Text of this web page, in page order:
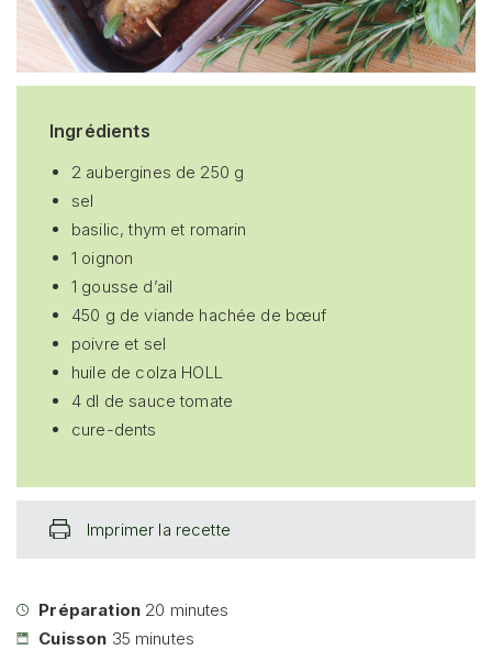
Préparation20 minutes
Cuisson 35 minutes
Ingrédients
2 aubergines de 250 g
sel
basilic, thym et romarin
1 oignon
1 gousse d’ail
450 g de viande hachée de bœuf
poivre et sel
huile de colza HOLL
4 dl de sauce tomate
cure-dents
Imprimer la recette